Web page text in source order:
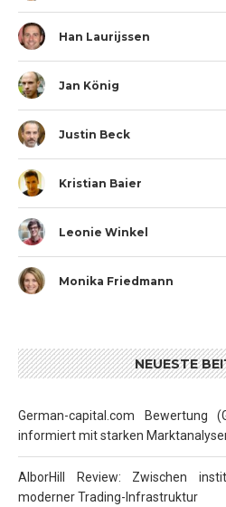
Han Laurijssen
Jan König
Justin Beck
Kristian Baier
Leonie Winkel
Monika Friedmann
NEUESTE
German-capital.com Bewertung
informiert mit starken
AlborHill Review: Zwischen
moderner Trading-Infrastruktur